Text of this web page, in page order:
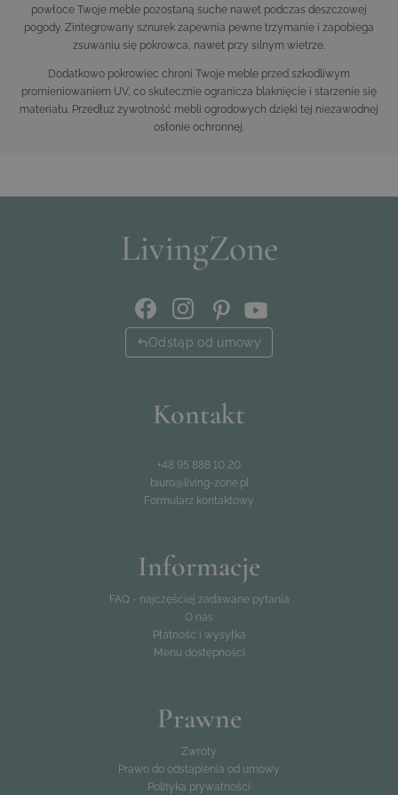
powłoce Twoje meble pozostaną suche nawet podczas deszczowej
pogody. Zintegrowany sznurek zapewnia pewne trzymanie i zapobiega
zsuwaniu się pokrowca, nawet przy silnym wietrze.
Dodatkowo pokrowiec chroni Twoje meble przed szkodliwym
promieniowaniem UV, co skutecznie ogranicza blaknięcie i starzenie się
materiału. Przedłuż żywotność mebli ogrodowych dzięki tej niezawodnej
osłonie ochronnej.
Odstąp od umowy
Kontakt
+48 95 888 10 20
biuro@living-zone.pl
Formularz kontaktowy
Informacje
FAQ - najczęściej zadawane pytania
O nas
Płatność i wysyłka
Menu dostępności
Prawne
Zwroty
Prawo do odstąpienia od umowy
Polityka prywatności